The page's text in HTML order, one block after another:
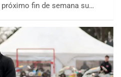
fin de semana su…